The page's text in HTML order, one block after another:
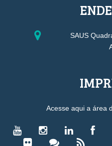
SAUS
Acesse aqui a área